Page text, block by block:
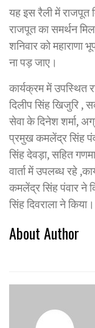
यह इस रैली में राजपूत
राजपूत का समर्थन
शनिवार को महाराणा
ना पड़ जाए।
कार्यक्रम में उपस्थित
दिलीप सिंह खिजुरि ,
सेवा के दिनेश शर्मा,
प्रमुख कमलेंद्र सिंह
सिंह देवड़ा, सहित
वार्ता में उपलब्ध रहे
कमलेंद्र सिंह पंवार ने
सिंह दिवराला ने किया।
About Author